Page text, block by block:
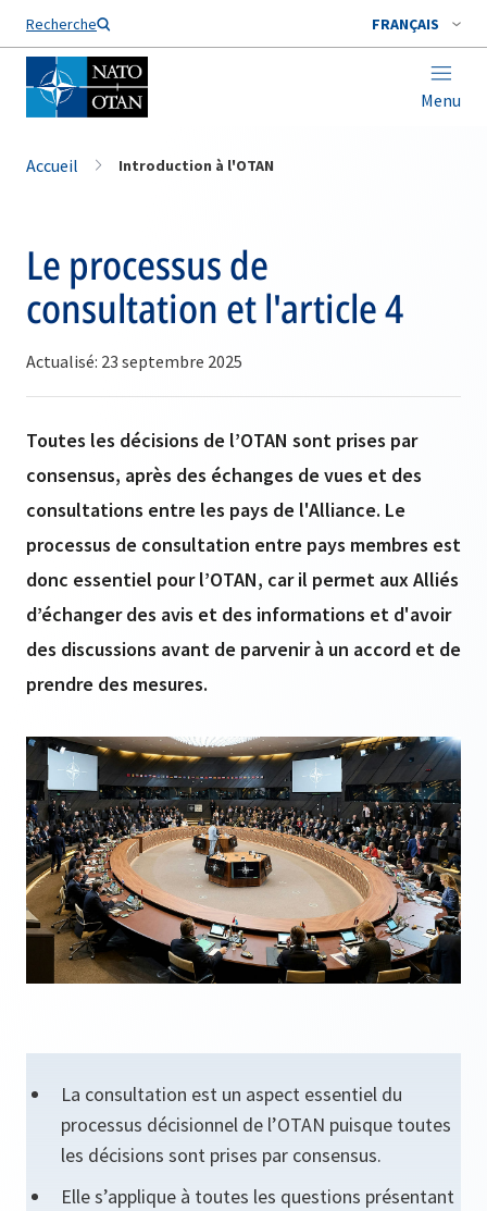
Recherche FRANÇAIS
Menu
Nom de famille*
Accueil Introduction à l'OTAN
Le processus de
consultation et l'article 4
Actualisé: 23 septembre 2025
Toutes les décisions de l’OTAN sont prises par
consensus, après des échanges de vues et des
consultations entre les pays de l'Alliance. Le
processus de consultation entre pays membres est
donc essentiel pour l’OTAN, car il permet aux Alliés
d’échanger des avis et des informations et d'avoir
des discussions avant de parvenir à un accord et de
prendre des mesures.
La consultation est un aspect essentiel du
processus décisionnel de l’OTAN puisque toutes
les décisions sont prises par consensus.
Elle s’applique à toutes les questions présentant